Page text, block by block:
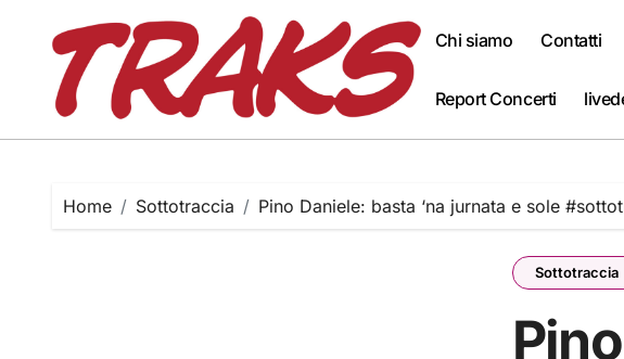
content
Chi siamo Contatti
Report Concerti
Home Sottotraccia Pino Daniele: basta ‘na jurnata e sole
Sottotraccia